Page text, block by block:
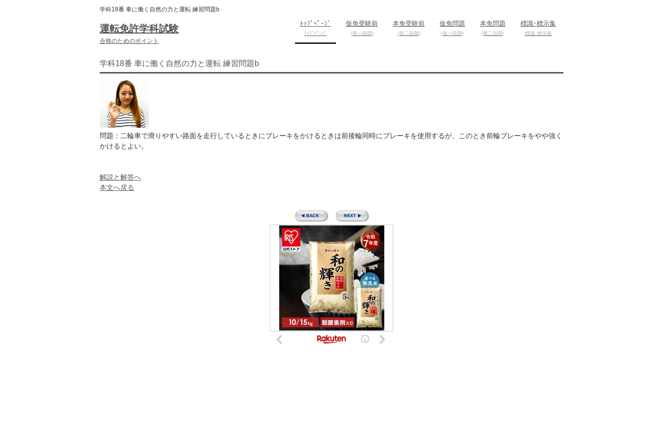
学科18番 車に働く自然の力と運転 練習問題b
運転免許学科試験
合格のためのポイント
ﾄｯﾌﾟﾍﾟｰｼﾞ
ﾄｯﾌﾟﾍﾟｰｼﾞ
仮免受験前
(第一段階)
本免受験前
(第二段階)
仮免問題
(第一段階)
本免問題
(第二段階)
標識･標示集
標識･標示集
学科18番 車に働く自然の力と運転 練習問題b
問題：二輪車で滑りやすい路面を走行しているときにブレーキをかけるときは前後輪同時にブレーキを使用するが、このとき前輪ブレーキをやや強く
かけるとよい。
解説と解答へ
本文へ戻る